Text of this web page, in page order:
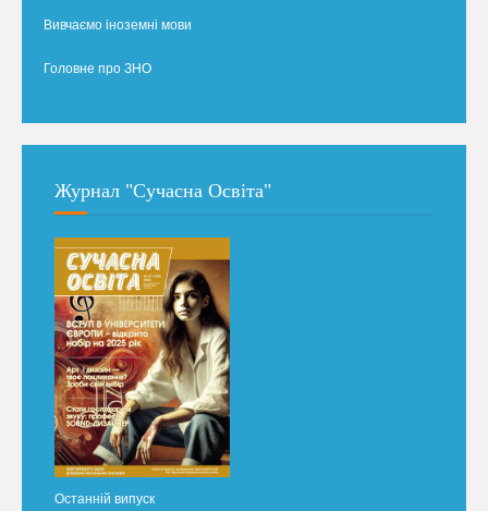
Вивчаємо іноземні мови
Головне про ЗНО
Журнал "Сучасна Освіта"
Останній випуск